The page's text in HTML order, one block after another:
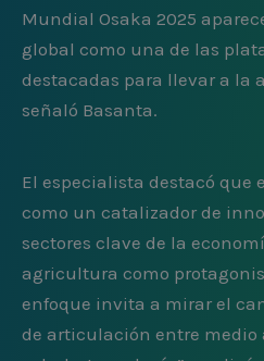
Mundial Osaka 2025
global como una de las
destacadas para llevar a la
señaló Basanta.
El especialista destacó que
como un catalizador de
sectores clave de la
agricultura como
enfoque invita a mirar el
de articulación entre medio